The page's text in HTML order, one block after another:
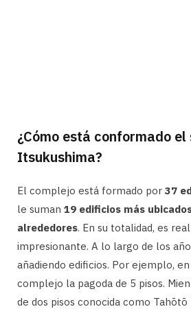
¿Cómo está conformado
Itsukushima?
El complejo está formado por 37
le suman 19 edificios más
alrededores. En su totalidad, es
impresionante. A lo largo de los
añadiendo edificios. Por ejemplo,
complejo la pagoda de 5 pisos.
de dos pisos conocida como Tahōtō